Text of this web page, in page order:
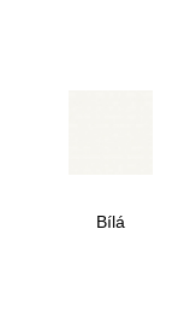
Bílá